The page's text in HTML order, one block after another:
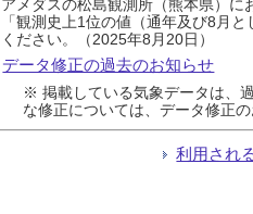
アメダスの松島観測所（熊本県）
「観測史上1位の値（通年及び8月
ください。（2025年8月20日）
データ修正の過去のお知らせ
※ 掲載している気象データは、
な修正については、データ修正の
利用され